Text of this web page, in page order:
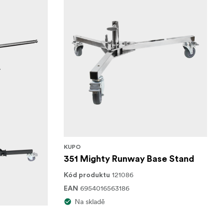
KUPO
351 Mighty Runway Base Stand
Kód produktu 121086
EAN 6954016563186
Na skladě